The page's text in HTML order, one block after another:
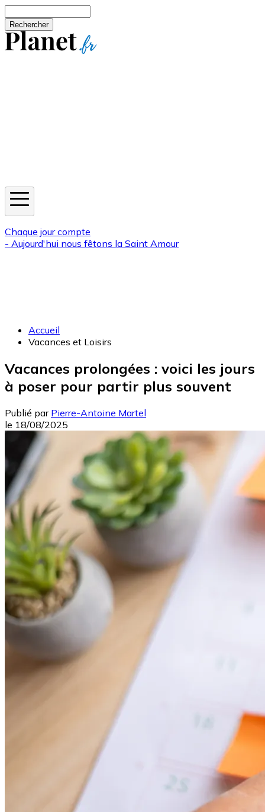
Chaque jour compte
- Aujourd'hui nous fêtons la Saint Amour
Accueil
Vacances et Loisirs
Vacances prolongées : voici les jours
à poser pour partir plus souvent
Publié par Pierre-Antoine Martel
le 18/08/2025